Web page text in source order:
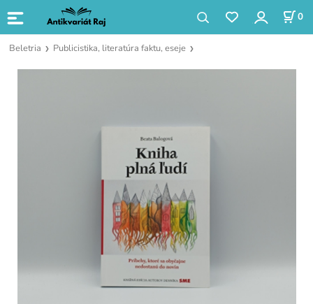
0
Beletria Publicistika, literatúra faktu, eseje